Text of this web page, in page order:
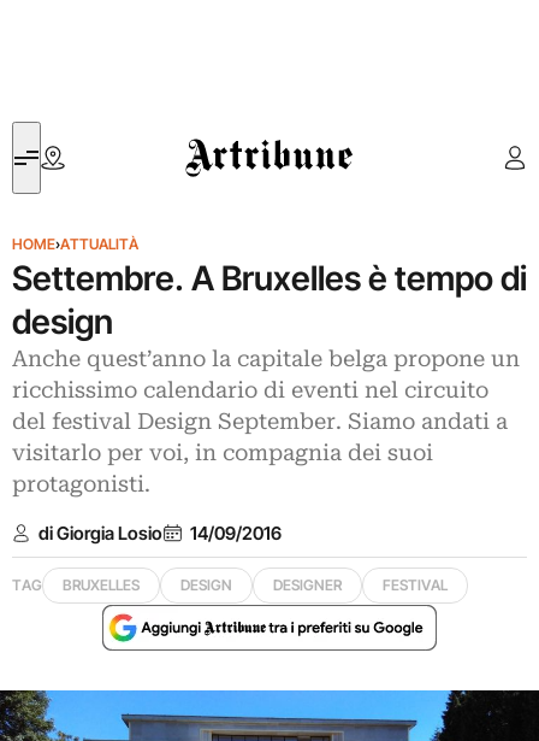
Artribune
HOME›ATTUALITÀ
Settembre. A Bruxelles è tempo di
design
Anche quest’anno la capitale belga propone un
ricchissimo calendario di eventi nel circuito
del festival Design September. Siamo andati a
visitarlo per voi, in compagnia dei suoi
protagonisti.
di Giorgia Losio 14/09/2016
TAG BRUXELLES DESIGN DESIGNER FESTIVAL